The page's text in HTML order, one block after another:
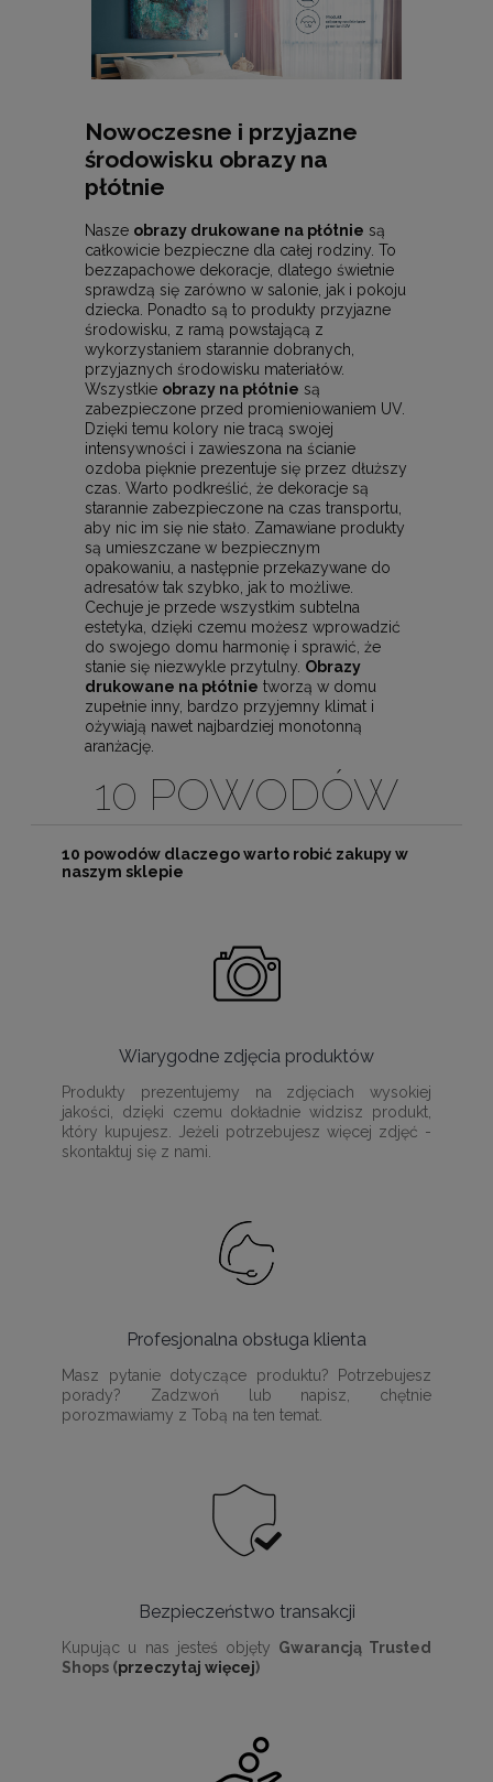
Nowoczesne i przyjazne
środowisku obrazy na
płótnie
Nasze obrazy drukowane na płótnie są
całkowicie bezpieczne dla całej rodziny. To
bezzapachowe dekoracje, dlatego świetnie
sprawdzą się zarówno w salonie, jak i pokoju
dziecka. Ponadto są to produkty przyjazne
środowisku, z ramą powstającą z
wykorzystaniem starannie dobranych,
przyjaznych środowisku materiałów.
Wszystkie obrazy na płótnie są
zabezpieczone przed promieniowaniem UV.
Dzięki temu kolory nie tracą swojej
intensywności i zawieszona na ścianie
ozdoba pięknie prezentuje się przez dłuższy
czas. Warto podkreślić, że dekoracje są
starannie zabezpieczone na czas transportu,
aby nic im się nie stało. Zamawiane produkty
są umieszczane w bezpiecznym
opakowaniu, a następnie przekazywane do
adresatów tak szybko, jak to możliwe.
Cechuje je przede wszystkim subtelna
estetyka, dzięki czemu możesz wprowadzić
do swojego domu harmonię i sprawić, że
stanie się niezwykle przytulny. Obrazy
drukowane na płótnie tworzą w domu
zupełnie inny, bardzo przyjemny klimat i
ożywiają nawet najbardziej monotonną
aranżację.
10 POWODÓW
10 powodów dlaczego warto robić zakupy w
naszym sklepie
Wiarygodne zdjęcia produktów
Produkty prezentujemy na zdjęciach wysokiej
jakości, dzięki czemu dokładnie widzisz produkt,
który kupujesz. Jeżeli potrzebujesz więcej zdjęć -
skontaktuj się z nami.
Profesjonalna obsługa klienta
Masz pytanie dotyczące produktu? Potrzebujesz
porady? Zadzwoń lub napisz, chętnie
porozmawiamy z Tobą na ten temat.
Bezpieczeństwo transakcji
Kupując u nas jesteś objęty Gwarancją Trusted
Shops (przeczytaj więcej)